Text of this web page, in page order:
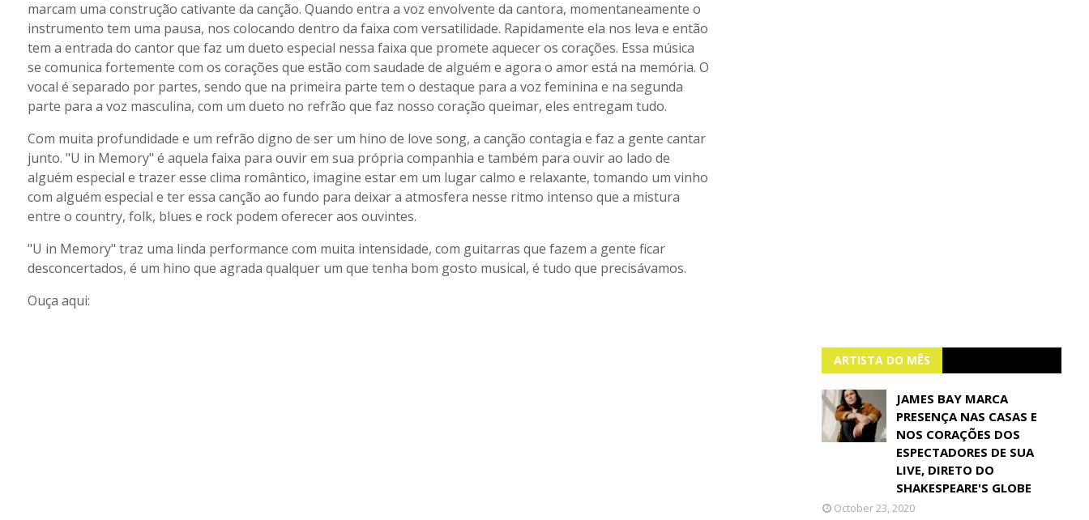
marcam uma construção cativante da canção. Quando entra a voz envolvente da cantora, momentaneamente o
instrumento tem uma pausa, nos colocando dentro da faixa com versatilidade. Rapidamente ela nos leva e então
tem a entrada do cantor que faz um dueto especial nessa faixa que promete aquecer os corações. Essa música
se comunica fortemente com os corações que estão com saudade de alguém e agora o amor está na memória. O
vocal é separado por partes, sendo que na primeira parte tem o destaque para a voz feminina e na segunda
parte para a voz masculina, com um dueto no refrão que faz nosso coração queimar, eles entregam tudo.
Com muita profundidade e um refrão digno de ser um hino de love song, a canção contagia e faz a gente cantar
junto. "U in Memory" é aquela faixa para ouvir em sua própria companhia e também para ouvir ao lado de
alguém especial e trazer esse clima romântico, imagine estar em um lugar calmo e relaxante, tomando um vinho
com alguém especial e ter essa canção ao fundo para deixar a atmosfera nesse ritmo intenso que a mistura
entre o country, folk, blues e rock podem oferecer aos ouvintes.
"U in Memory" traz uma linda performance com muita intensidade, com guitarras que fazem a gente ficar
desconcertados, é um hino que agrada qualquer um que tenha bom gosto musical, é tudo que precisávamos.
Ouça aqui:
ARTISTA DO MÊS
JAMES BAY MARCA
PRESENÇA NAS CASAS E
NOS CORAÇÕES DOS
ESPECTADORES DE SUA
LIVE, DIRETO DO
SHAKESPEARE'S GLOBE
October 23, 2020